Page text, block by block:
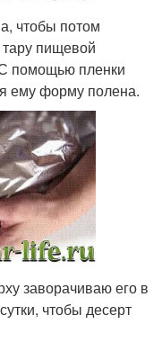
чтобы потом
пищевой
помощью пленки
ему форму полена.
заворачиваю его в
чтобы десерт